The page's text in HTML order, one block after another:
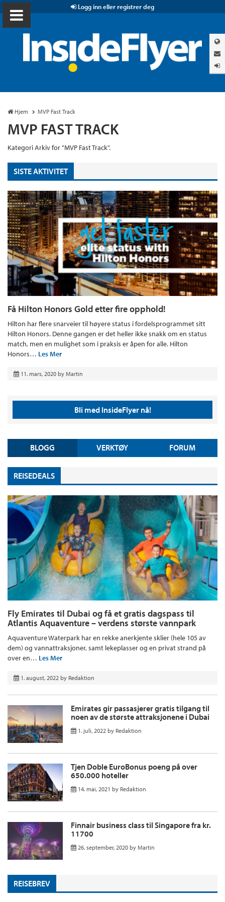
Logg inn eller registrer deg
Hjem MVP Fast Track
MVP FAST TRACK
Kategori Arkiv for "MVP Fast Track".
SISTE AKTIVITET
Få Hilton Honors Gold etter fire opphold!
Hilton har flere snarveier til høyere status i fordelsprogrammet sitt
Hilton Honors. Denne gangen er det heller ikke snakk om en status
match, men en mulighet som i praksis er åpen for alle. Hilton
Honors… Les Mer
11. mars, 2020 by Martin
Bli med InsideFlyer nå!
BLOGG VERKTØY FORUM
REISEDEALS
Fly Emirates til Dubai og få et gratis dagspass til
Atlantis Aquaventure – verdens største vannpark
Aquaventure Waterpark har en rekke anerkjente sklier (hele 105 av
dem) og vannattraksjoner, samt lekeplasser og en privat strand på
over en… Les Mer
1. august, 2022 by Redaktion
Emirates gir passasjerer gratis tilgang til
noen av de største attraksjonene i Dubai
1. juli, 2022 by Redaktion
Tjen Doble EuroBonus poeng på over
650.000 hoteller
14. mai, 2021 by Redaktion
Finnair business class til Singapore fra kr.
11700
26. september, 2020 by Martin
REISEBREV